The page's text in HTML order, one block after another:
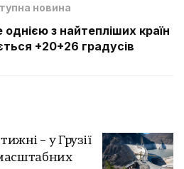
новина
з найтепліших країн
+20+26 градусів
– у Грузії